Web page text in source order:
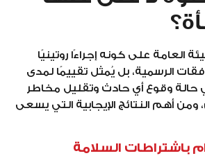
العامة على كونه إجراءًا روتينيًا
الرسمية، بل يُمثل تقييمًا لمدى
حالة وقوع أي حادث وتقليل مخاطر
ومن أهم النتائج الإيجابية التي يسعى
باشتراطات السلامة